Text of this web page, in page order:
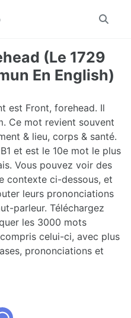
Toggle
(Le 1729
En English)
est Front, forehead. Il
Ce mot revient souvent
& lieu, corps & santé.
et est le 10e mot le plus
Vous pouvez voir des
contexte ci-dessous, et
leurs prononciations
parleur. Téléchargez
les 3000 mots
celui-ci, avec plus
prononciations et